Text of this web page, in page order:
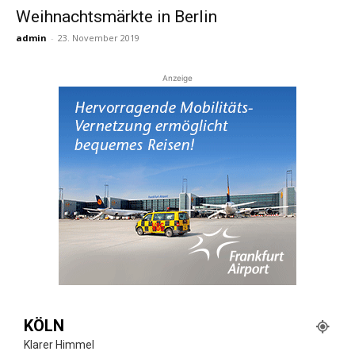
Weihnachtsmärkte in Berlin
admin - 23. November 2019
Anzeige
KÖLN
Klarer Himmel